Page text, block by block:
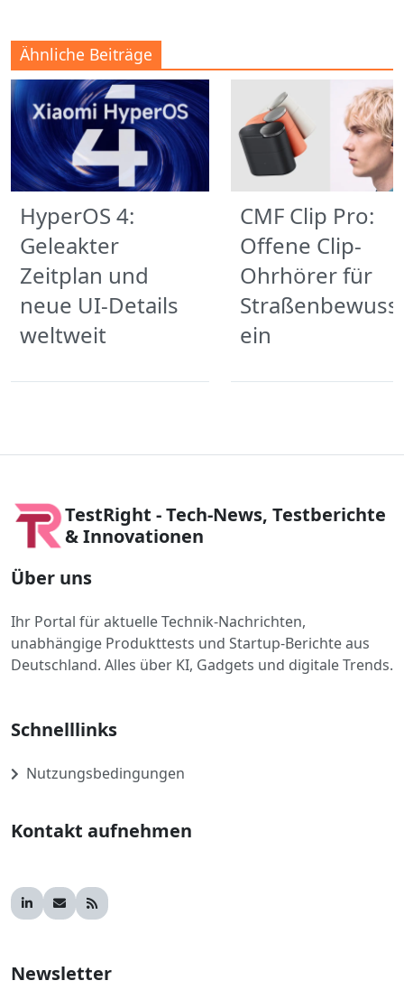
Ähnliche Beiträge
HyperOS 4:
Geleakter
Zeitplan und
neue UI-Details
weltweit
CMF Clip Pro:
Offene Clip-
Ohrhörer für
ein
TestRight - Tech-News, Testberichte
& Innovationen
Über uns
Ihr Portal für aktuelle Technik-Nachrichten,
unabhängige Produkttests und Startup-Berichte aus
Deutschland. Alles über KI, Gadgets und digitale Trends.
Schnelllinks
Nutzungsbedingungen
Kontakt aufnehmen
Newsletter